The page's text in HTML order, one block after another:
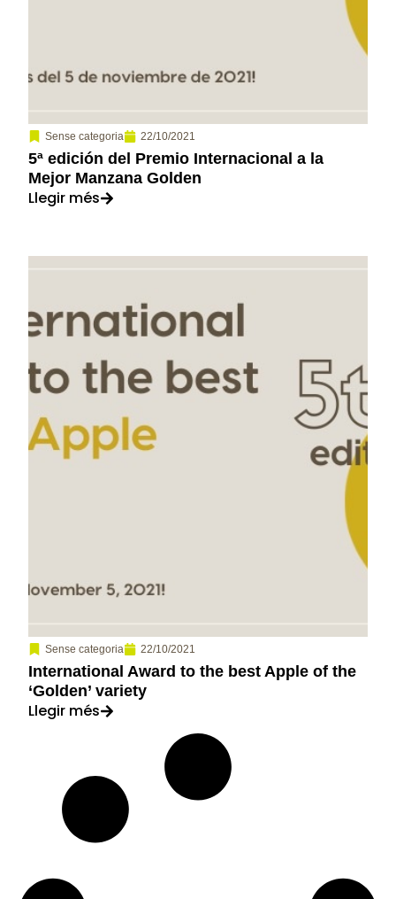
Sense categoria 22/10/2021
5ª edición del Premio Internacional a la
Mejor Manzana Golden
Llegir més
Sense categoria 22/10/2021
International Award to the best Apple of the
‘Golden’ variety
Llegir més